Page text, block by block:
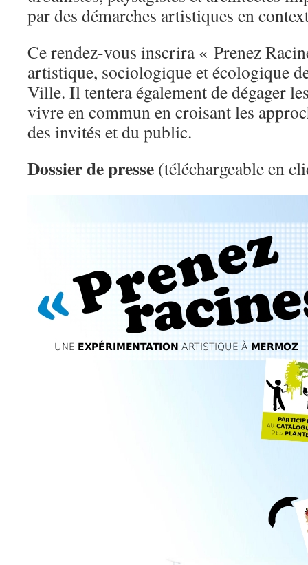
par des démarches artistiques en
Ce rendez-vous inscrira « Prenez
artistique, sociologique et écologique
Ville. Il tentera également de dégager
vivre en commun en croisant les
des invités et du public.
Dossier de presse (téléchargeable en